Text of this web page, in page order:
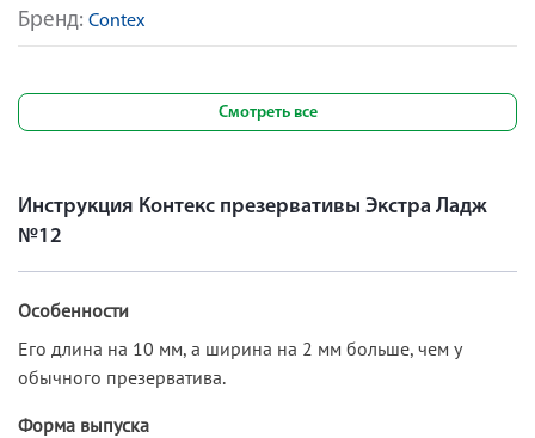
Бренд: Contex
Смотреть все
Инструкция Контекс презервативы Экстра Ладж
№12
Особенности
Его длина на 10 мм, а ширина на 2 мм больше, чем у
обычного презерватива.
Форма выпуска